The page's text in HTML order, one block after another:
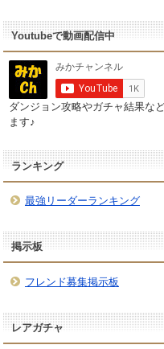
Youtubeで動画配信中
ダンジョン攻略やガチャ結果な
ます♪
ランキング
最強リーダーランキング
掲示板
フレンド募集掲示板
レアガチャ